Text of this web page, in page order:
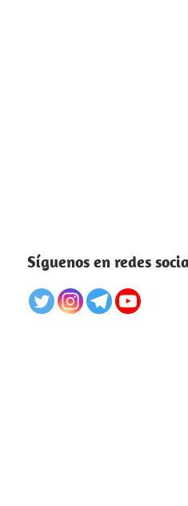
Síguenos en redes